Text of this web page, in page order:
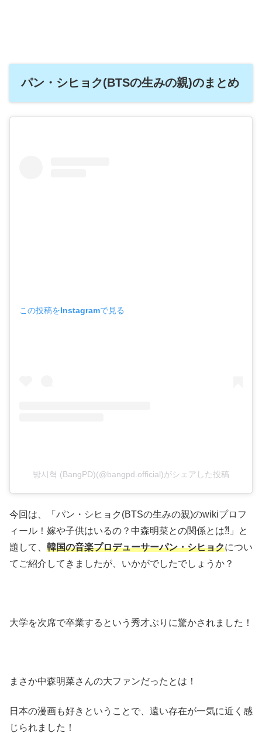
パン・シヒョク(BTSの生みの親)のまとめ
この投稿をInstagramで見る
방시혁 (BangPD)(@bangpd.official)がシェアした投稿
今回は、「パン・シヒョク(BTSの生みの親)のwikiプロフ
ィール！嫁や子供はいるの？中森明菜との関係とは⁈ 」と
題して、 韓国の音楽プロデューサーパン・シヒョクについ
てご紹介してきましたが、いかがでしたでしょうか？
大学を次席で卒業するという秀才ぶりに驚かされました！
まさか中森明菜さんの大ファンだったとは！
日本の漫画も好きということで、遠い存在が一気に近く感
じられました！